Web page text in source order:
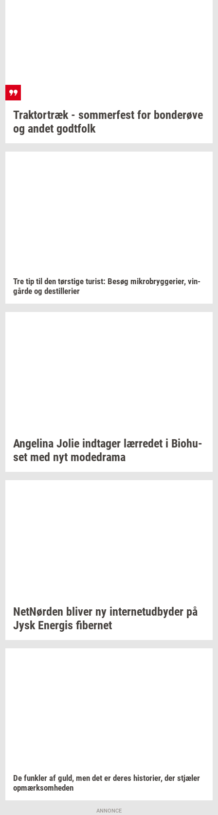
Trak­tor­træk- som­mer­fest for bon­de­rø­ve
og andet godt­folk
Tre tip til den tørsti­ge turist: Besøg mi­kro­bryg­ge­ri­er, vin­
går­de og destil­le­ri­er
An­ge­li­na Jolie ind­ta­ger lær­re­det i Bio­hu­
set med nyt mo­de­d­ra­ma
Net­Nør­den bli­ver ny in­ter­ne­tud­by­der på
Jysk Ener­gis fi­ber­net
De funk­ler af guld, men det er deres hi­sto­ri­er, der stjæ­ler
op­mærk­som­he­den
ANNONCE